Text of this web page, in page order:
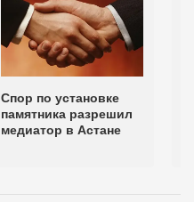
Спор по установке
памятника разрешил
медиатор в Астане